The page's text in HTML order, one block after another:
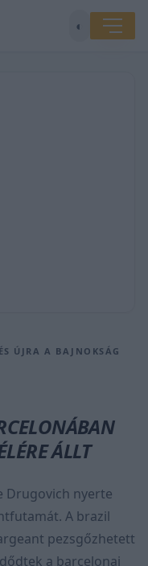
◐
ÚJRA A BAJNOKSÁG
ÁLLT
Drugovich nyerte
A brazil
pezsgőzhetett
a barcelonai